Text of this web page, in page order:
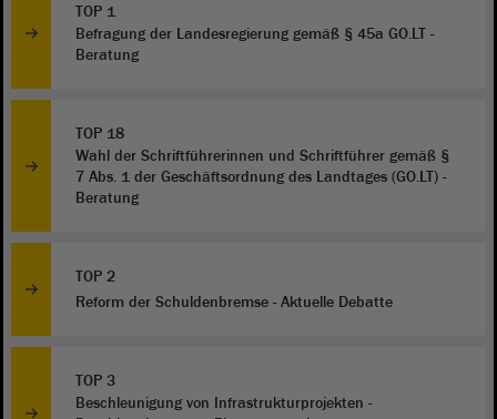
TOP 1
Befragung der Landesregierung gemäß § 45a GO.LT -
Beratung
TOP 18
Wahl der Schriftführerinnen und Schriftführer gemäß §
7 Abs. 1 der Geschäftsordnung des Landtages (GO.LT) -
Beratung
TOP 2
Reform der Schuldenbremse - Aktuelle Debatte
TOP 3
Beschleunigung von Infrastrukturprojekten -